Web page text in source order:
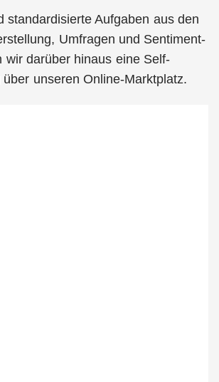
standardisierte Aufgaben aus den
Umfragen und Sentiment-
wir darüber hinaus eine Self-
unseren Online-Marktplatz.